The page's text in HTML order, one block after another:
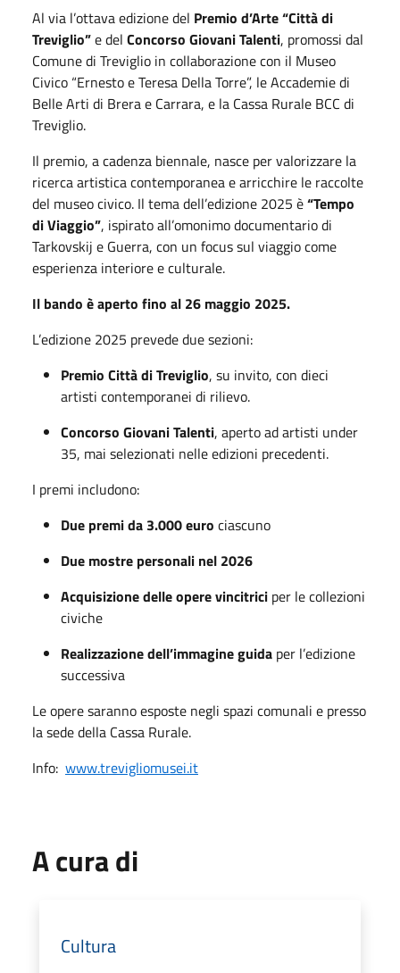
Al via l’ottava edizione del Premio d’Arte “Città di
Treviglio”e del Concorso Giovani Talenti, promossi dal
Comune di Treviglio in collaborazione con il Museo
Civico “Ernesto e Teresa Della Torre”, le Accademie di
Belle Arti di Brera e Carrara, e la Cassa Rurale BCC di
Treviglio.
Il premio, a cadenza biennale, nasce per valorizzare la
ricerca artistica contemporanea e arricchire le raccolte
del museo civico. Il tema dell’edizione 2025 è“Tempo
di Viaggio”, ispirato all’omonimo documentario di
Tarkovskij e Guerra, con un focus sul viaggio come
esperienza interiore e culturale.
Il bando è aperto fino al 26 maggio 2025.
L’edizione 2025 prevede due sezioni:
Premio Città di Treviglio, su invito, con dieci
artisti contemporanei di rilievo.
Concorso Giovani Talenti, aperto ad artisti under
35, mai selezionati nelle edizioni precedenti.
I premi includono:
Due premi da 3.000 euro ciascuno
Due mostre personali nel 2026
Acquisizione delle opere vincitrici per le collezioni
civiche
Realizzazione dell’immagine guida per l’edizione
successiva
Le opere saranno esposte negli spazi comunali e presso
la sede della Cassa Rurale.
Info: www.trevigliomusei.it
A cura di
Cultura